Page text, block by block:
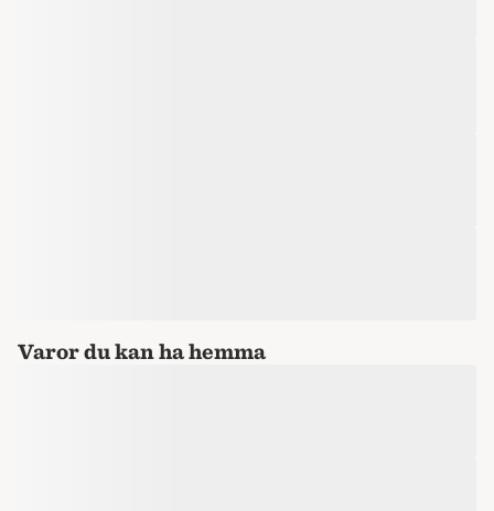
Varor du kan ha hemma